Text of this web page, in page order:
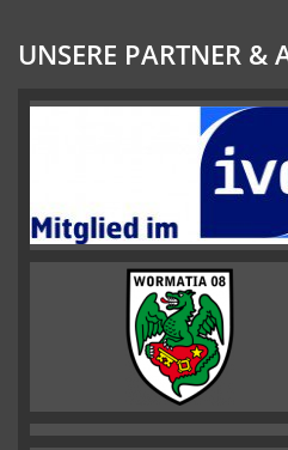
UNSERE PARTNER &